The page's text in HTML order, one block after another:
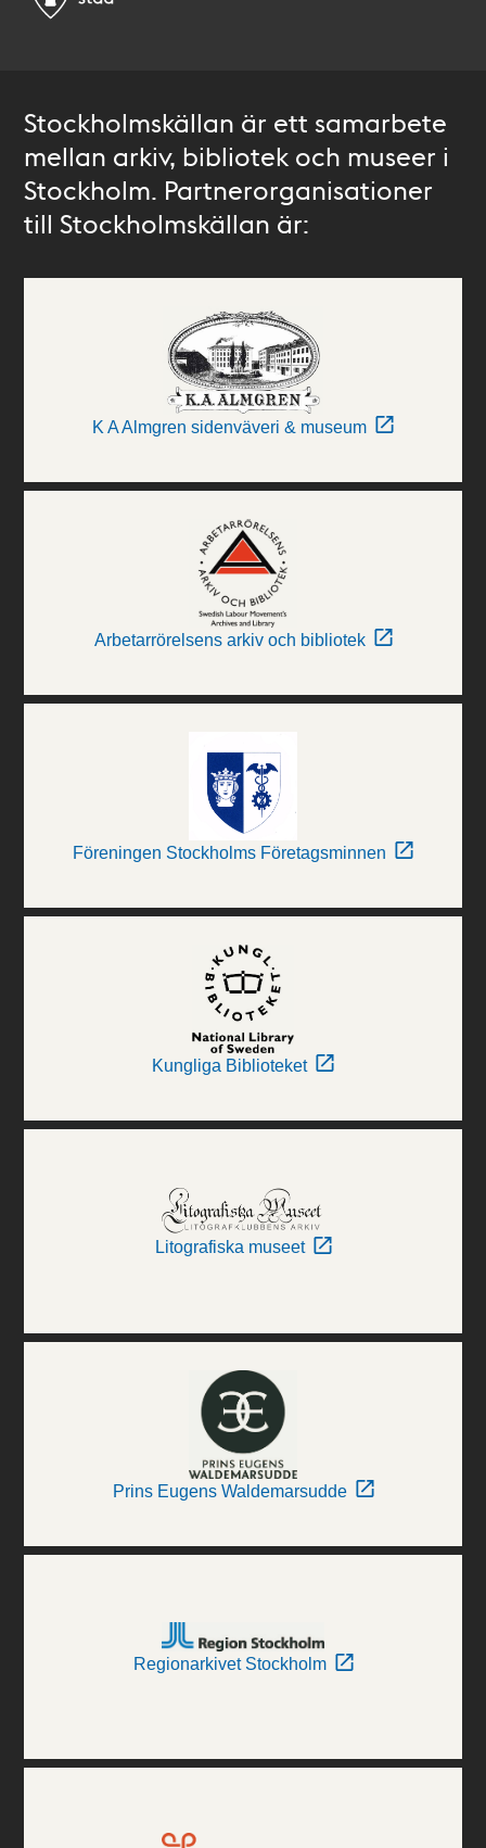
Stockholmskällan är ett samarbete
mellan arkiv, bibliotek och museer i
Stockholm. Partnerorganisationer
till Stockholmskällan är:
K A Almgren sidenväveri & museum
Arbetarrörelsens arkiv och bibliotek
Föreningen Stockholms Företagsminnen
Kungliga Biblioteket
Litografiska museet
Prins Eugens Waldemarsudde
Regionarkivet Stockholm